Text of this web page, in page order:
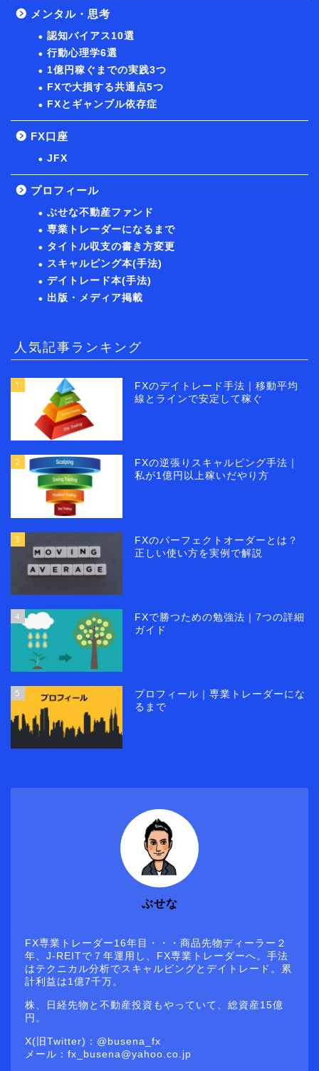
メンタル・思考
認知バイアス10選
行動心理学6選
1億円稼ぐまでの実践3つ
FXで大損する共通点5つ
FXとギャンブル依存症
FX口座
JFX
プロフィール
ぶせな不動産ファンド
専業トレーダーになるまで
タイトル収支の書き方変更
スキャルピング本(手法)
デイトレード本(手法)
出版・メディア掲載
人気記事ランキング
1
FXのデイトレード手法｜移動平均
線とラインで安定して稼ぐ
2
FXの逆張りスキャルピング手法｜
私が1億円以上稼いだやり方
3
FXのパーフェクトオーダーとは？
正しい使い方を実例で解説
4
FXで勝つための勉強法｜7つの詳細
ガイド
5
プロフィール｜専業トレーダーにな
るまで
ぶせな
FX専業トレーダー16年目・・・商品先物ディーラー２
年、J-REITで７年運用し、FX専業トレーダーへ。手法
はテクニカル分析でスキャルピングとデイトレード。累
計利益は1億7千万。
株、日経先物と不動産投資もやっていて、総資産15億
円。
X(旧Twitter)：@busena_fx
メール：fx_busena@yahoo.co.jp